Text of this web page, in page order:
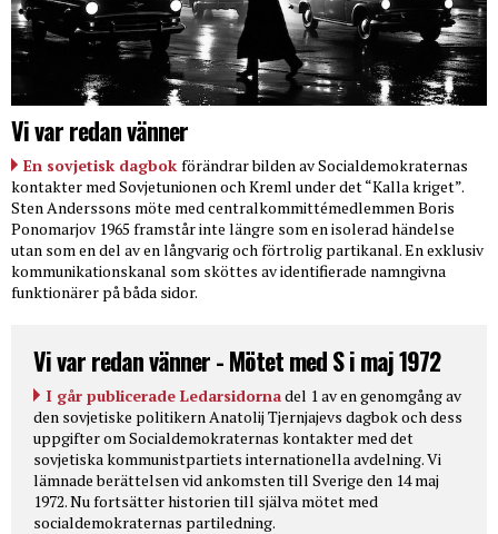
Vi var redan vänner
En sovjetisk dagbok förändrar bilden av Socialdemokraternas
kontakter med Sovjetunionen och Kreml under det “Kalla kriget”.
Sten Anderssons möte med centralkommittémedlemmen Boris
Ponomarjov 1965 framstår inte längre som en isolerad händelse
utan som en del av en långvarig och förtrolig partikanal. En exklusiv
kommunikationskanal som sköttes av identifierade namngivna
funktionärer på båda sidor.
Vi var redan vänner - Mötet med S i maj 1972
I går publicerade Ledarsidornadel 1 av en genomgång av
den sovjetiske politikern Anatolij Tjernjajevs dagbok och dess
uppgifter om Socialdemokraternas kontakter med det
sovjetiska kommunistpartiets internationella avdelning. Vi
lämnade berättelsen vid ankomsten till Sverige den 14 maj
1972. Nu fortsätter historien till själva mötet med
socialdemokraternas partiledning.